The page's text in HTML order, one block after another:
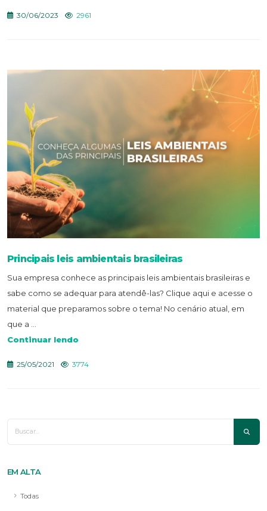
30/06/2023 2961
Principais leis ambientais brasileiras
Sua empresa conhece as principais leis ambientais brasileiras e
sabe como se adequar para atendê-las? Clique aqui e acesse o
material que preparamos sobre o tema! No cenário atual, em
que a ...
Continuar lendo
25/05/2021 3774
EM ALTA
Todas